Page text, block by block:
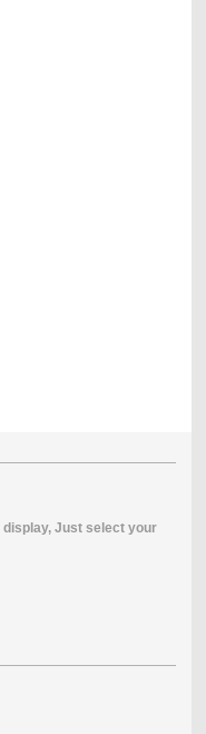
display, Just select your